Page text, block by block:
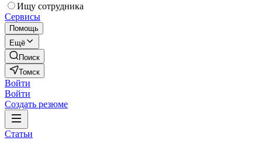
Ищу сотрудника
Сервисы
Помощь
Ещё
Поиск
Томск
Войти
Войти
Создать резюме
Статьи